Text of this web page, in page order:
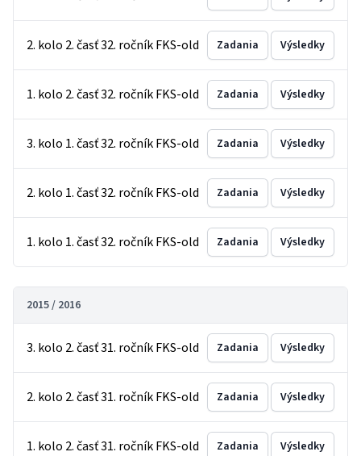
2. kolo 2. časť 32. ročník FKS-old Zadania Výsledky
1. kolo 2. časť 32. ročník FKS-old Zadania Výsledky
3. kolo 1. časť 32. ročník FKS-old Zadania Výsledky
2. kolo 1. časť 32. ročník FKS-old Zadania Výsledky
1. kolo 1. časť 32. ročník FKS-old Zadania Výsledky
2015 / 2016
3. kolo 2. časť 31. ročník FKS-old Zadania Výsledky
2. kolo 2. časť 31. ročník FKS-old Zadania Výsledky
1. kolo 2. časť 31. ročník FKS-old Zadania Výsledky